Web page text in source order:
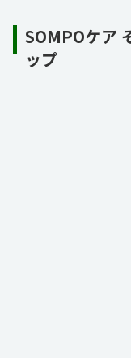
SOMPOケア
ップ